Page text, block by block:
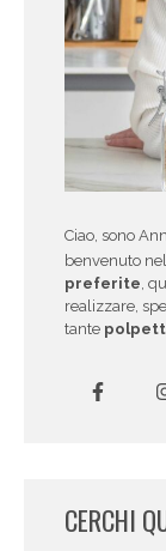
Ciao, sono
benvenuto
preferite,
realizzare,
tante
CERCHI